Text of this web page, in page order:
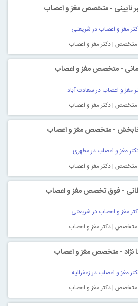
نایینی - متخصص مغز و اعصاب
مغز و اعصاب در شریعتی
متخصص |دکتر مغز و اعصاب
- متخصص مغز و اعصاب
مغز و اعصاب در سعادت آباد
متخصص |دکتر مغز و اعصاب
- متخصص مغز و اعصاب
مغز و اعصاب در مطهری
متخصص |دکتر مغز و اعصاب
- فوق تخصص مغز و اعصاب
مغز و اعصاب در شریعتی
متخصص |دکتر مغز و اعصاب
نژاد - متخصص مغز و اعصاب
مغز و اعصاب در زعفرانیه
متخصص |دکتر مغز و اعصاب